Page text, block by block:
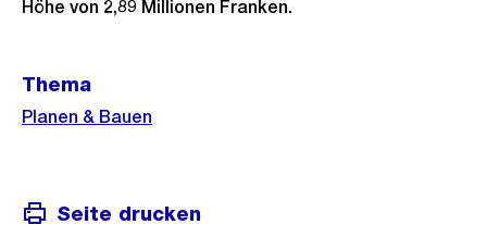
Höhe von 2,89 Millionen Franken.
Weitere
Informationen
Thema
Planen & Bauen
Seite drucken